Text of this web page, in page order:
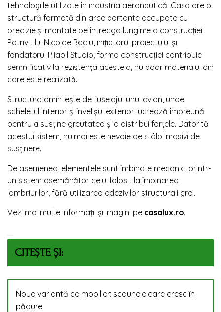
tehnologiile utilizate în industria aeronautică. Casa are o
structură formată din arce portante decupate cu
precizie și montate pe întreaga lungime a construcției.
Potrivit lui Nicolae Baciu, inițiatorul proiectului și
fondatorul Pliabil Studio, forma construcției contribuie
semnificativ la rezistența acesteia, nu doar materialul din
care este realizată.
Structura amintește de fuselajul unui avion, unde
scheletul interior și învelișul exterior lucrează împreună
pentru a susține greutatea și a distribui forțele. Datorită
acestui sistem, nu mai este nevoie de stâlpi masivi de
susținere.
De asemenea, elementele sunt îmbinate mecanic, printr-
un sistem asemănător celui folosit la îmbinarea
lambriurilor, fără utilizarea adezivilor structurali grei.
Vezi mai multe informații și imagini pe casalux.ro.
CITEȘTE ȘI:
Noua variantă de mobilier: scaunele care cresc în
pădure